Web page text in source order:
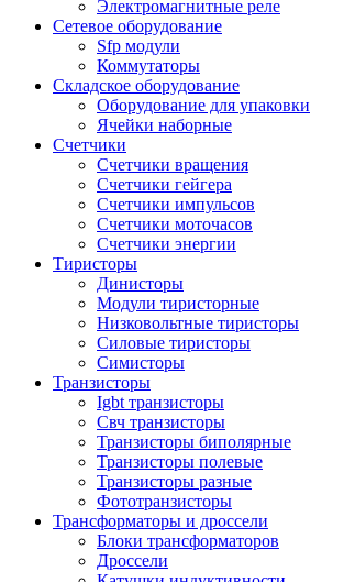
Электромагнитные реле
Сетевое оборудование
Sfp модули
Коммутаторы
Складское оборудование
Оборудование для упаковки
Ячейки наборные
Счетчики
Счетчики вращения
Счетчики гейгера
Счетчики импульсов
Счетчики моточасов
Счетчики энергии
Тиристоры
Динисторы
Модули тиристорные
Низковольтные тиристоры
Силовые тиристоры
Симисторы
Транзисторы
Igbt транзисторы
Свч транзисторы
Транзисторы биполярные
Транзисторы полевые
Транзисторы разные
Фототранзисторы
Трансформаторы и дроссели
Блоки трансформаторов
Дроссели